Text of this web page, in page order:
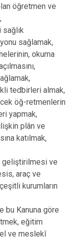
öğretmen ve
sağlamak,
okuma
tedbirleri almak,
öğ-retmenlerin
yapmak,
plân ve
katılmak,
geliştirilmesi ve
araç ve
kurumların
bu Kanuna göre
eğitim
ve meslekî